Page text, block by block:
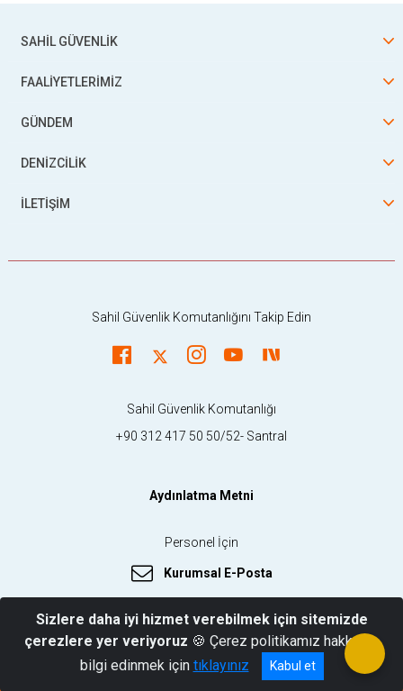
SAHİL GÜVENLİK
FAALİYETLERİMİZ
GÜNDEM
DENİZCİLİK
İLETİŞİM
Sahil Güvenlik Komutanlığını Takip Edin
Sahil Güvenlik Komutanlığı
+90 312 417 50 50/52- Santral
Aydınlatma Metni
Personel İçin
Kurumsal E-Posta
© 2026 Sahil Güvenlik Komutanlığı
Sizlere daha iyi hizmet verebilmek için sitemizde
çerezlere yer veriyoruz 🍪 Çerez politikamız hakkında
bilgi edinmek için tıklayınız Kabul et